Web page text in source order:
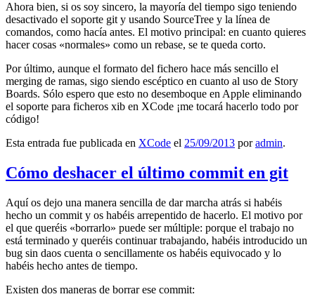
Ahora bien, si os soy sincero, la mayoría del tiempo sigo teniendo
desactivado el soporte git y usando SourceTree y la línea de
comandos, como hacía antes. El motivo principal: en cuanto quieres
hacer cosas «normales» como un rebase, se te queda corto.
Por último, aunque el formato del fichero hace más sencillo el
merging de ramas, sigo siendo escéptico en cuanto al uso de Story
Boards. Sólo espero que esto no desemboque en Apple eliminando
el soporte para ficheros xib en XCode ¡me tocará hacerlo todo por
código!
Esta entrada fue publicada en XCode el 25/09/2013 poradmin.
Cómo deshacer el último commit en git
Aquí os dejo una manera sencilla de dar marcha atrás si habéis
hecho un commit y os habéis arrepentido de hacerlo. El motivo por
el que queréis «borrarlo» puede ser múltiple: porque el trabajo no
está terminado y queréis continuar trabajando, habéis introducido un
bug sin daos cuenta o sencillamente os habéis equivocado y lo
habéis hecho antes de tiempo.
Existen dos maneras de borrar ese commit: